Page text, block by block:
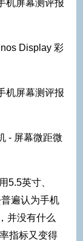
Display 彩
- 屏幕微距微
5.5英寸、
遍认为手机
并没有什么
指标又变得